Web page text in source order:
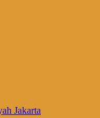
Jakarta